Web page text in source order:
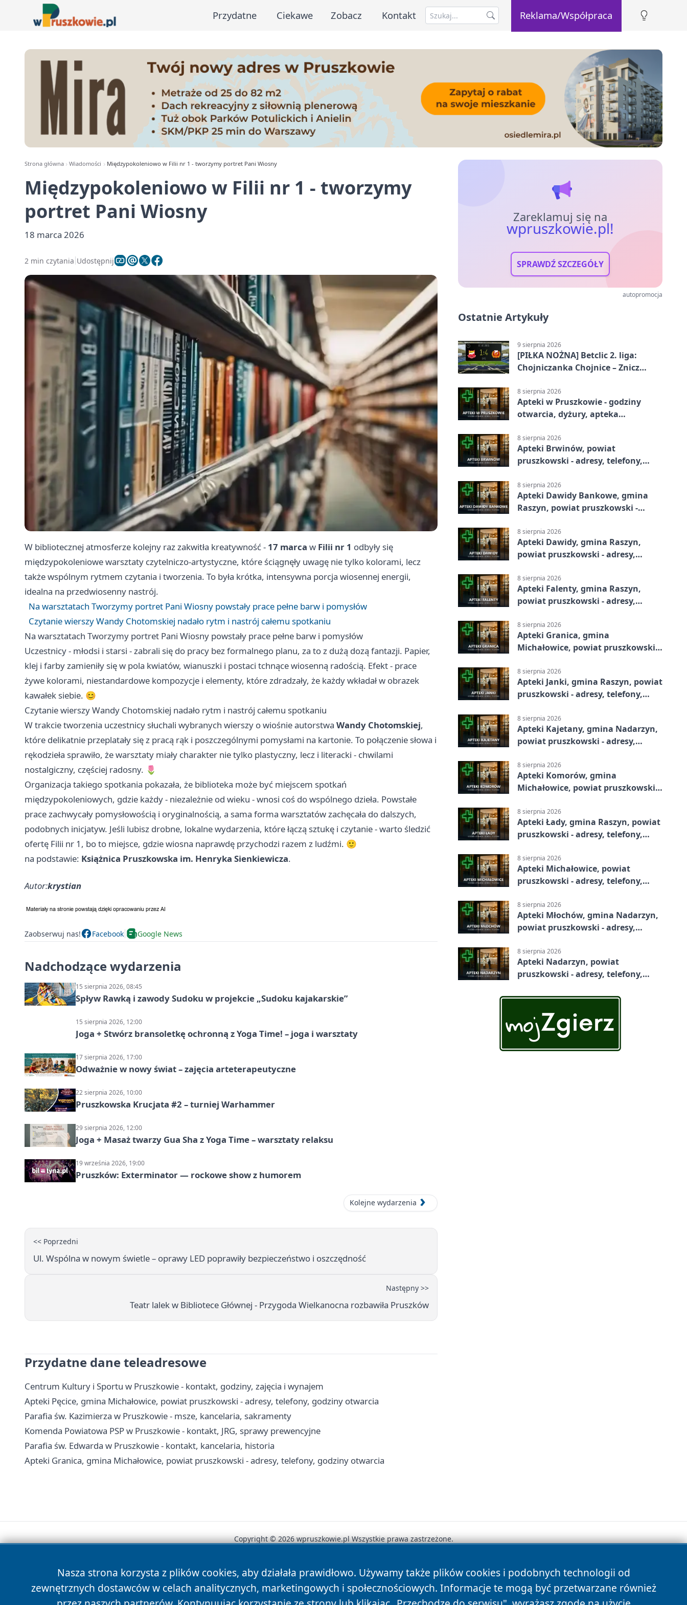
Przydatne Ciekawe Zobacz Kontakt Reklama/Współpraca
Strona główna Wiadomości Międzypokoleniowo w Filii nr 1 - tworzymy portret Pani Wiosny
Międzypokoleniowo w Filii nr 1 - tworzymy
portret Pani Wiosny
18 marca 2026
2 min czytania Udostępnij
W bibliotecznej atmosferze kolejny raz zakwitła kreatywność - 17 marca w Filii nr 1 odbyły się
międzypokoleniowe warsztaty czytelniczo-artystyczne, które ściągnęły uwagę nie tylko kolorami, lecz
także wspólnym rytmem czytania i tworzenia. To była krótka, intensywna porcja wiosennej energii,
idealna na przedwiosenny nastrój.
Na warsztatach Tworzymy portret Pani Wiosny powstały prace pełne barw i pomysłów
Czytanie wierszy Wandy Chotomskiej nadało rytm i nastrój całemu spotkaniu
Na warsztatach Tworzymy portret Pani Wiosny powstały prace pełne barw i pomysłów
Uczestnicy - młodsi i starsi - zabrali się do pracy bez formalnego planu, za to z dużą dozą fantazji. Papier,
klej i farby zamieniły się w pola kwiatów, wianuszki i postaci tchnące wiosenną radością. Efekt - prace
żywe kolorami, niestandardowe kompozycje i elementy, które zdradzały, że każdy wkładał w obrazek
kawałek siebie. 😊
Czytanie wierszy Wandy Chotomskiej nadało rytm i nastrój całemu spotkaniu
W trakcie tworzenia uczestnicy słuchali wybranych wierszy o wiośnie autorstwa Wandy Chotomskiej,
które delikatnie przeplatały się z pracą rąk i poszczególnymi pomysłami na kartonie. To połączenie słowa i
rękodzieła sprawiło, że warsztaty miały charakter nie tylko plastyczny, lecz i literacki - chwilami
nostalgiczny, częściej radosny. 🌷
Organizacja takiego spotkania pokazała, że biblioteka może być miejscem spotkań
międzypokoleniowych, gdzie każdy - niezależnie od wieku - wnosi coś do wspólnego dzieła. Powstałe
prace zachwycały pomysłowością i oryginalnością, a sama forma warsztatów zachęcała do dalszych,
podobnych inicjatyw. Jeśli lubisz drobne, lokalne wydarzenia, które łączą sztukę i czytanie - warto śledzić
ofertę Filii nr 1, bo to miejsce, gdzie wiosna naprawdę przychodzi razem z ludźmi. 🙂
na podstawie: Książnica Pruszkowska im. Henryka Sienkiewicza.
Autor:krystian
Zaobserwuj nas! Facebook Google News
Nadchodzące wydarzenia
15 sierpnia 2026, 08:45
Spływ Rawką i zawody Sudoku w projekcie „Sudoku kajakarskie”
15 sierpnia 2026, 12:00
Joga + Stwórz bransoletkę ochronną z Yoga Time! – joga i warsztaty
17 sierpnia 2026, 17:00
Odważnie w nowy świat – zajęcia arteterapeutyczne
22 sierpnia 2026, 10:00
Pruszkowska Krucjata #2 – turniej Warhammer
29 sierpnia 2026, 12:00
Joga + Masaż twarzy Gua Sha z Yoga Time – warsztaty relaksu
19 września 2026, 19:00
Pruszków: Exterminator — rockowe show z humorem
Kolejne wydarzenia
<< Poprzedni
Ul. Wspólna w nowym świetle – oprawy LED poprawiły bezpieczeństwo i oszczędność
Następny >>
Teatr lalek w Bibliotece Głównej - Przygoda Wielkanocna rozbawiła Pruszków
Przydatne dane teleadresowe
Centrum Kultury i Sportu w Pruszkowie - kontakt, godziny, zajęcia i wynajem
Apteki Pęcice, gmina Michałowice, powiat pruszkowski - adresy, telefony, godziny otwarcia
Parafia św. Kazimierza w Pruszkowie - msze, kancelaria, sakramenty
Komenda Powiatowa PSP w Pruszkowie - kontakt, JRG, sprawy prewencyjne
Parafia św. Edwarda w Pruszkowie - kontakt, kancelaria, historia
Apteki Granica, gmina Michałowice, powiat pruszkowski - adresy, telefony, godziny otwarcia
Zareklamuj się na
wpruszkowie.pl!
SPRAWDŹ SZCZEGÓŁY
autopromocja
Ostatnie Artykuły
9 sierpnia 2026
[PIŁKA NOŻNA] Betclic 2. liga:
Chojniczanka Chojnice – Znicz
8 sierpnia 2026
Apteki w Pruszkowie - godziny
otwarcia, dyżury, apteka
8 sierpnia 2026
Apteki Brwinów, powiat
pruszkowski - adresy, telefony,
8 sierpnia 2026
Apteki Dawidy Bankowe, gmina
Raszyn, powiat pruszkowski -
8 sierpnia 2026
Apteki Dawidy, gmina Raszyn,
powiat pruszkowski - adresy,
8 sierpnia 2026
Apteki Falenty, gmina Raszyn,
powiat pruszkowski - adresy,
8 sierpnia 2026
Apteki Granica, gmina
Michałowice, powiat pruszkowski -
8 sierpnia 2026
Apteki Janki, gmina Raszyn, powiat
pruszkowski - adresy, telefony,
8 sierpnia 2026
Apteki Kajetany, gmina Nadarzyn,
powiat pruszkowski - adresy,
8 sierpnia 2026
Apteki Komorów, gmina
Michałowice, powiat pruszkowski -
8 sierpnia 2026
Apteki Łady, gmina Raszyn, powiat
pruszkowski - adresy, telefony,
8 sierpnia 2026
Apteki Michałowice, powiat
pruszkowski - adresy, telefony,
8 sierpnia 2026
Apteki Młochów, gmina Nadarzyn,
powiat pruszkowski - adresy,
8 sierpnia 2026
Apteki Nadarzyn, powiat
pruszkowski - adresy, telefony,
Nasza strona korzysta z plików cookies, aby działała prawidłowo. Używamy także plików cookies i podobnych technologii od
zewnętrznych dostawców w celach analitycznych, marketingowych i społecznościowych. Informacje te mogą być przetwarzane również
Copyright © 2026 wpruszkowie.pl Wszystkie prawa zastrzeżone.
News Autorzy Polityka Prywatności Polityka Cookies